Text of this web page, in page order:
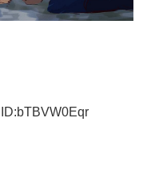
ID:bTBVW0Eqr